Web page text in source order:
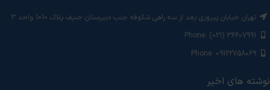
تهران خیابان پیروزی بعد از سه راهی شکوفه جنب دبیرستان حنیف پلاک 1010 واحد 3
نوشته های اخیر